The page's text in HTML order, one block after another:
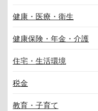
健康・医療・衛生
健康保険・年金・介護
住宅・生活環境
税金
教育・子育て